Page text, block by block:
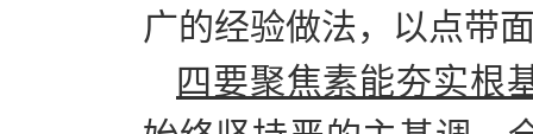
广的经验做法，以点带
四要聚焦素能夯实根